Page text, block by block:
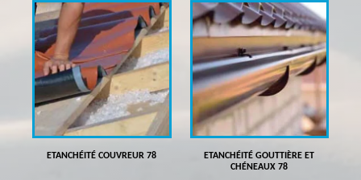
ETANCHÉITÉ COUVREUR 78
ETANCHÉITÉ GOUTTIÈRE ET
CHÉNEAUX 78